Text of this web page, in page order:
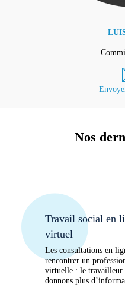
Nos
Travail social en
virtuel
Les consultations en
rencontrer un
virtuelle : le travailleur
donnons plus